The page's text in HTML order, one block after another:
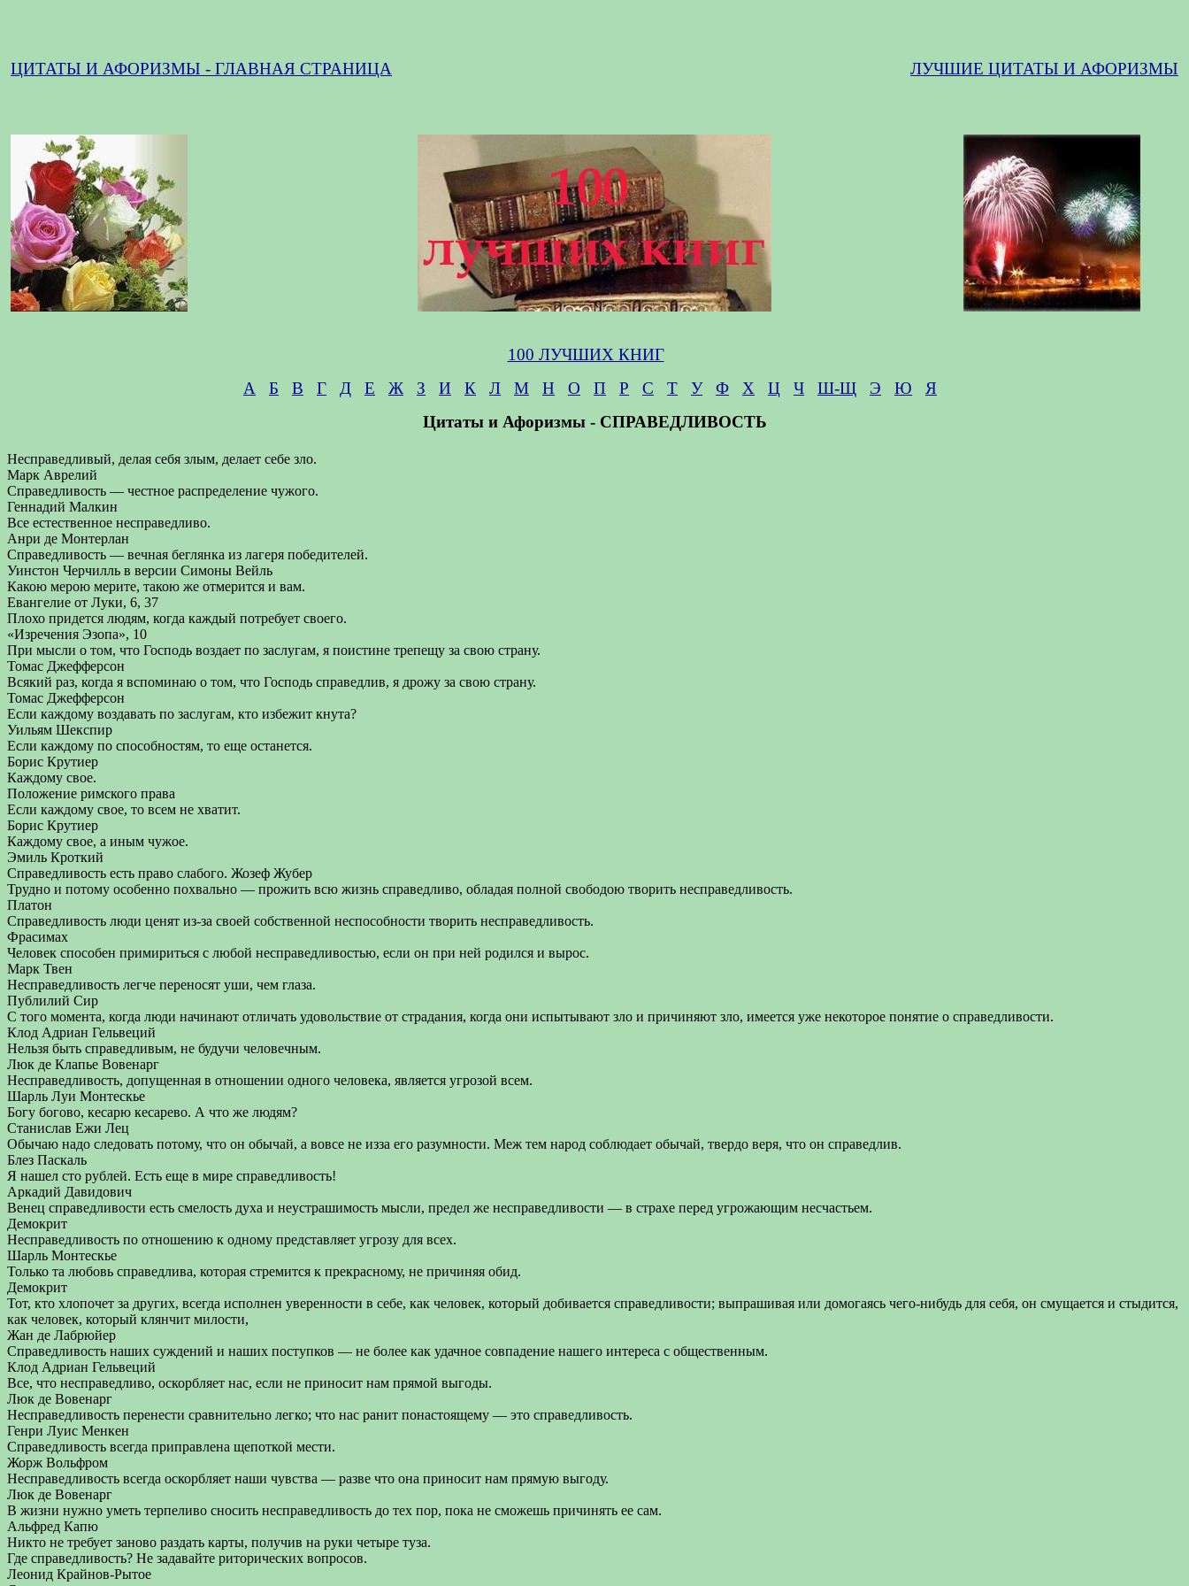
ЦИТАТЫ И АФОРИЗМЫ - ГЛАВНАЯ СТРАНИЦА ЛУЧШИЕ ЦИТАТЫ И АФОРИЗМЫ
100 ЛУЧШИХ КНИГ
А
Б В Г Д Е Ж З И К Л М Н О П Р С Т У Ф Х Ц Ч Ш-Щ Э Ю
Я
Цитаты и Афоризмы - СПРАВЕДЛИВОСТЬ
Несправедливый, делая себя злым, делает себе зло.
Марк Аврелий
Справедливость — честное распределение чужого.
Геннадий Малкин
Все естественное несправедливо.
Анри де Монтерлан
Справедливость — вечная беглянка из лагеря победителей.
Уинстон Черчилль в версии Симоны Вейль
Какою мерою мерите, такою же отмерится и вам.
Евангелие от Луки, 6, 37
Плохо придется людям, когда каждый потребует своего.
«Изречения Эзопа», 10
При мысли о том, что Господь воздает по заслугам, я поистине трепещу за свою страну.
Томас Джефферсон
Всякий раз, когда я вспоминаю о том, что Господь справедлив, я дрожу за свою страну.
Томас Джефферсон
Если каждому воздавать по заслугам, кто избежит кнута?
Уильям Шекспир
Если каждому по способностям, то еще останется.
Борис Крутиер
Каждому свое.
Положение римского права
Если каждому свое, то всем не хватит.
Борис Крутиер
Каждому свое, а иным чужое.
Эмиль Кроткий
Справедливость есть право слабого. Жозеф Жубер
Трудно и потому особенно похвально — прожить всю жизнь справедливо, обладая полной свободою творить несправедливость.
Платон
Справедливость люди ценят из-за своей собственной неспособности творить несправедливость.
Фрасимах
Человек способен примириться с любой несправедливостью, если он при ней родился и вырос.
Марк Твен
Несправедливость легче переносят уши, чем глаза.
Публилий Сир
С того момента, когда люди начинают отличать удовольствие от страдания, когда они испытывают зло и причиняют зло, имеется уже некоторое понятие о справедливости.
Клод Адриан Гельвеций
Нельзя быть справедливым, не будучи человечным.
Люк де Клапье Вовенарг
Несправедливость, допущенная в отношении одного человека, является угрозой всем.
Шарль Луи Монтескье
Богу богово, кесарю кесарево. А что же людям?
Станислав Ежи Лец
Обычаю надо следовать потому, что он обычай, а вовсе не изза его разумности. Меж тем народ соблюдает обычай, твердо веря, что он справедлив.
Блез Паскаль
Я нашел сто рублей. Есть еще в мире справедливость!
Аркадий Давидович
Венец справедливости есть смелость духа и неустрашимость мысли, предел же несправедливости — в страхе перед угрожающим несчастьем.
Демокрит
Несправедливость по отношению к одному представляет угрозу для всех.
Шарль Монтескье
Только та любовь справедлива, которая стремится к прекрасному, не причиняя обид.
Демокрит
Тот, кто хлопочет за других, всегда исполнен уверенности в себе, как человек, который добивается справедливости; выпрашивая или домогаясь чего-нибудь для себя, он смущается и стыдится,
как человек, который клянчит милости,
Жан де Лабрюйер
Справедливость наших суждений и наших поступков — не более как удачное совпадение нашего интереса с общественным.
Клод Адриан Гельвеций
Все, что несправедливо, оскорбляет нас, если не приносит нам прямой выгоды.
Люк де Вовенарг
Несправедливость перенести сравнительно легко; что нас ранит понастоящему — это справедливость.
Генри Луис Менкен
Справедливость всегда приправлена щепоткой мести.
Жорж Вольфром
Несправедливость всегда оскорбляет наши чувства — разве что она приносит нам прямую выгоду.
Люк де Вовенарг
В жизни нужно уметь терпеливо сносить несправедливость до тех пор, пока не сможешь причинять ее сам.
Альфред Капю
Никто не требует заново раздать карты, получив на руки четыре туза.
Где справедливость? Не задавайте риторических вопросов.
Леонид Крайнов-Рытое